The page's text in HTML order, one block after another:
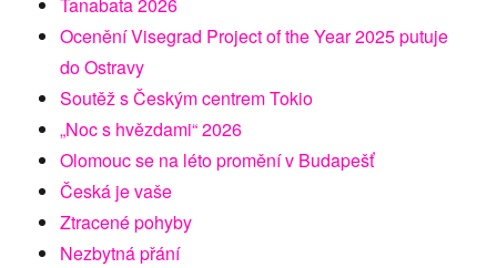
Ocenění Visegrad Project of the Year 2025 putuje
do Ostravy
Soutěž s Českým centrem Tokio
„Noc s hvězdami“ 2026
Olomouc se na léto promění v Budapešť
Česká je vaše
Ztracené pohyby
Nezbytná přání